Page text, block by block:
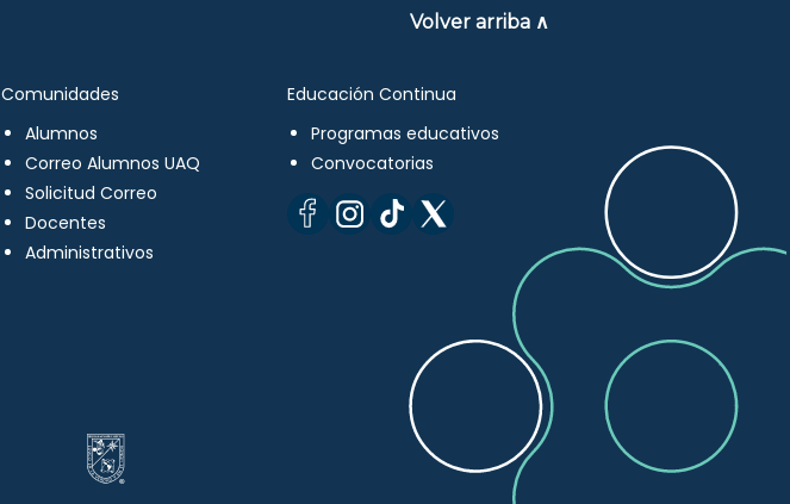
Volver arriba ∧
Comunidades
Alumnos
Correo Alumnos UAQ
Solicitud Correo
Docentes
Administrativos
Educación Continua
Programas educativos
Convocatorias